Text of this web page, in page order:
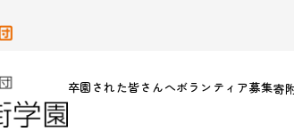
卒園された皆さんへボランティア募集寄